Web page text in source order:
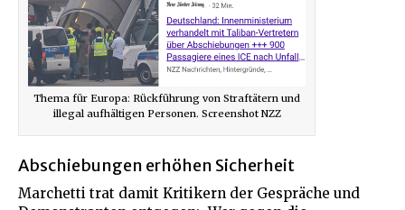
Thema für Europa: Rückführung von Straftätern und
illegal aufhältigen Personen. Screenshot NZZ
Abschiebungen erhöhen Sicherheit
Marchetti trat damit Kritikern der Gespräche und